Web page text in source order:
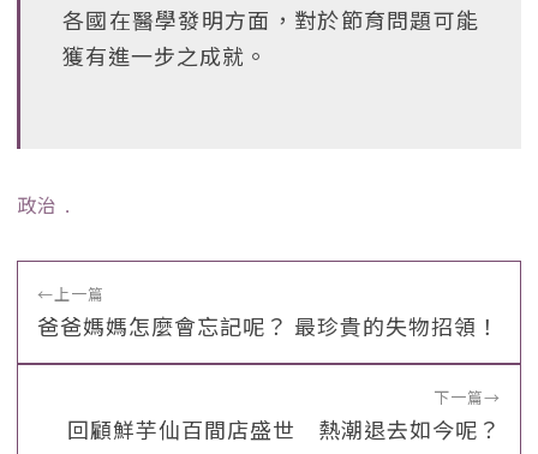
各國在醫學發明方面，對於節育問題可能
獲有進一步之成就。
政治 ﹒
←上一篇
爸爸媽媽怎麼會忘記呢？ 最珍貴的失物招領！
下一篇→
回顧鮮芋仙百間店盛世 熱潮退去如今呢？